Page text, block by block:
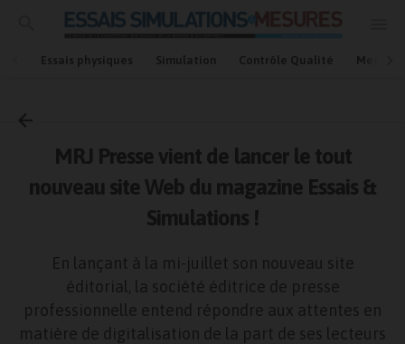
Essais physiques Simulation Contrôle Qualité Mesures
Accueil
Mesures et essais
MRJ Presse vient de lancer le tout
nouveau site Web du magazine Essais &
Simulations !
En lançant à la mi-juillet son nouveau site
éditorial, la société éditrice de presse
professionnelle entend répondre aux attentes en
matière de digitalisation de la part de ses lecteurs